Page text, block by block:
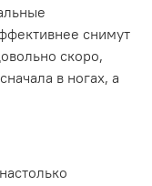
снимут
скоро,
в ногах, а